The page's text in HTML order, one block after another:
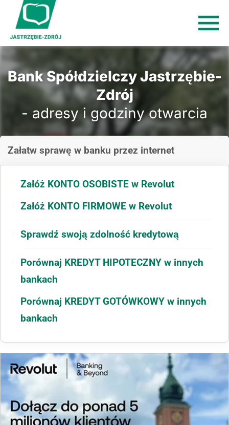
Bank Spółdzielczy Jastrzębie-
Zdrój
- adresy i godziny otwarcia
Załatw sprawę w banku przez internet
Załóż KONTO OSOBISTE w Revolut
Załóż KONTO FIRMOWE w Revolut
Sprawdź swoją zdolność kredytową
Porównaj KREDYT HIPOTECZNY w innych
bankach
Porównaj KREDYT GOTÓWKOWY w innych
bankach